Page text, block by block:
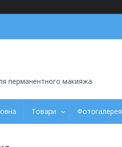
перманентного макияжа
Товари Фотогалерея